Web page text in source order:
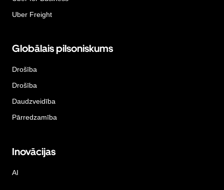
Uber Freight
Globālais pilsoniskums
Drošība
Drošība
Daudzveidība
Pārredzamība
Inovācijas
AI